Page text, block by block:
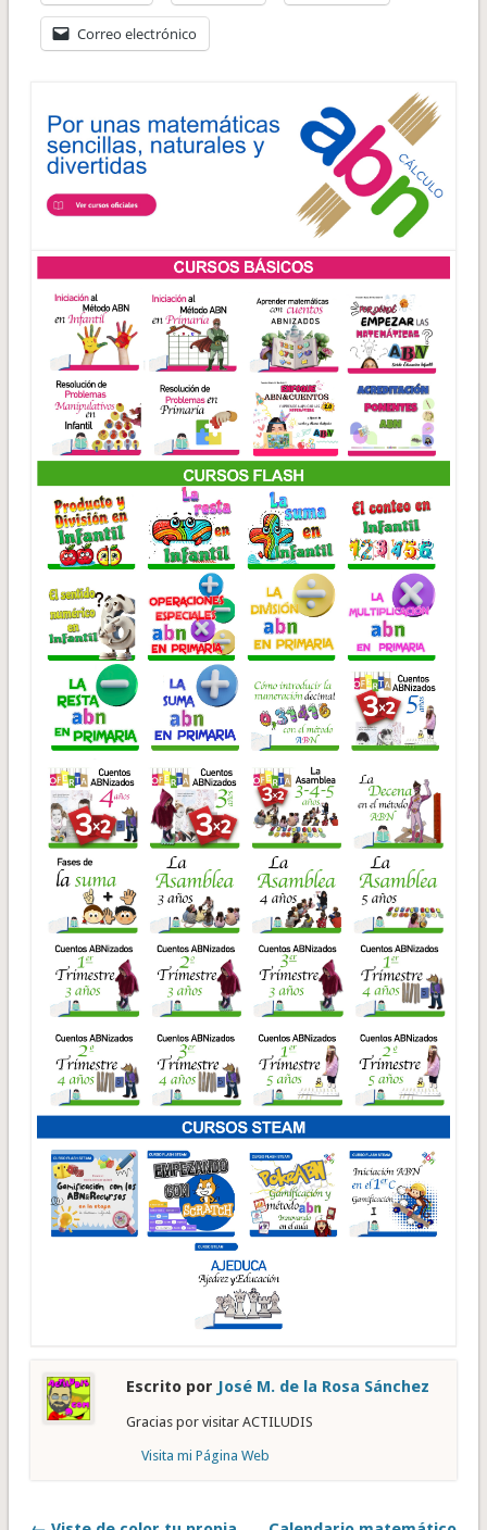
Correo electrónico
Escrito por José M. de la Rosa Sánchez
Gracias por visitar ACTILUDIS
Visita mi Página Web